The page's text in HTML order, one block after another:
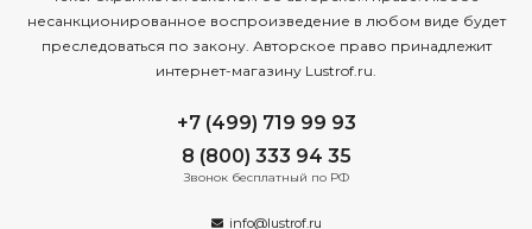
несанкционированное воспроизведение в любом виде будет
преследоваться по закону. Авторское право принадлежит
интернет-магазину Lustrof.ru.
+7 (499) 719 99 93
8 (800) 333 94 35
Звонок бесплатный по РФ
info@lustrof.ru